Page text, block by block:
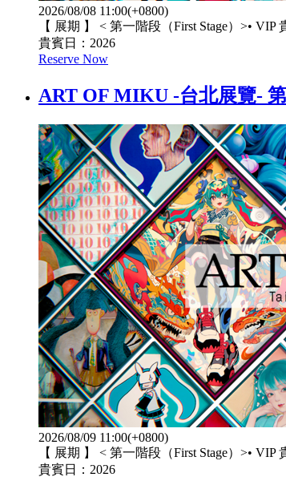
2026/08/08 11:00(+0800)
【 展期 】 < 第一階段（First Stage）>•
貴賓日：2026
Reserve Now
ART OF MIKU -台北展覽-
2026/08/09 11:00(+0800)
【 展期 】 < 第一階段（First Stage）>•
貴賓日：2026